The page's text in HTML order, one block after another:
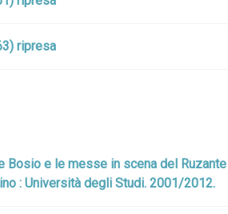
ripresa
Bosio e le messe in scena del
: Università degli Studi. 2001/2012.